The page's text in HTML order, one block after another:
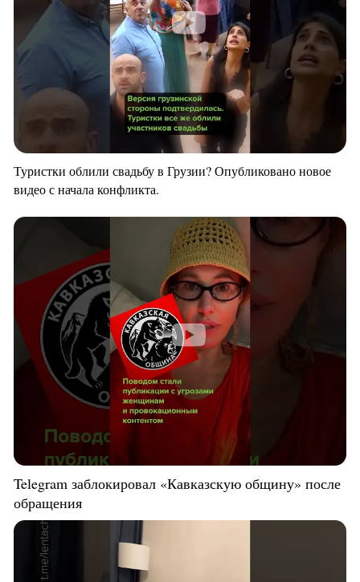
Туристки облили свадьбу в Грузии? Опубликовано новое
видео с начала конфликта.
Telegram заблокировал «Кавказскую общину» после
обращения